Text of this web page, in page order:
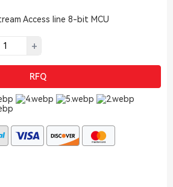
Access line 8-bit MCU
+
RFQ